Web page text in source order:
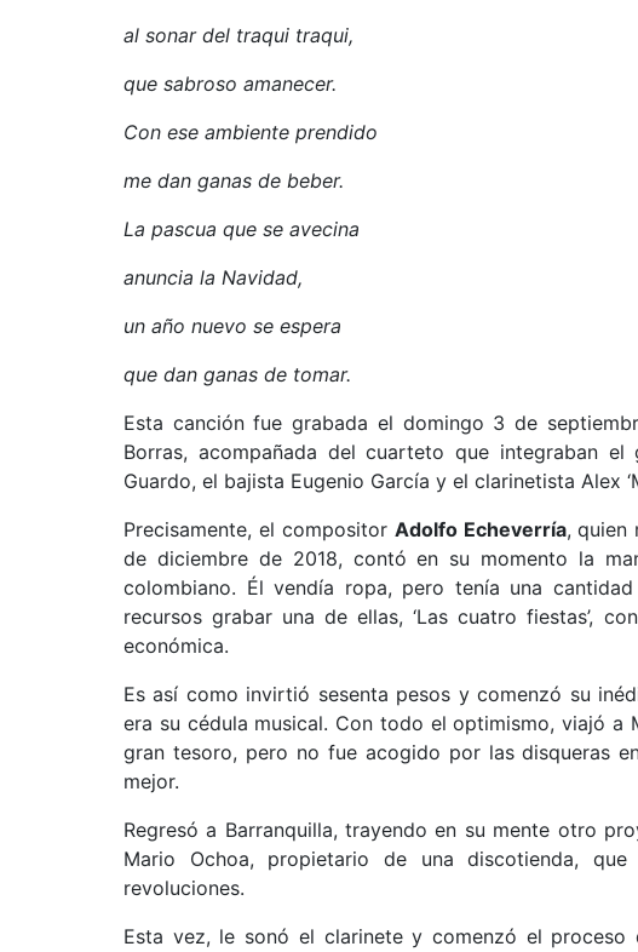
al sonar del traqui traqui,
que sabroso amanecer.
Con ese ambiente prendido
me dan ganas de beber.
La pascua que se avecina
anuncia la Navidad,
un año nuevo se espera
que dan ganas de tomar.
Esta canción fue grabada el domingo 3 de
Borras, acompañada del cuarteto que integraban
Guardo, el bajista Eugenio García y el clarinetista Alex
Precisamente, el compositor Adolfo Echeverría, quien
de diciembre de 2018, contó en su momento la
colombiano. Él vendía ropa, pero tenía una
recursos grabar una de ellas, ‘Las cuatro fiestas’,
económica.
Es así como invirtió sesenta pesos y comenzó su
era su cédula musical. Con todo el optimismo, viajó a
gran tesoro, pero no fue acogido por las disqueras
mejor.
Regresó a Barranquilla, trayendo en su mente otro
Mario Ochoa, propietario de una discotienda,
revoluciones.
Esta vez, le sonó el clarinete y comenzó el